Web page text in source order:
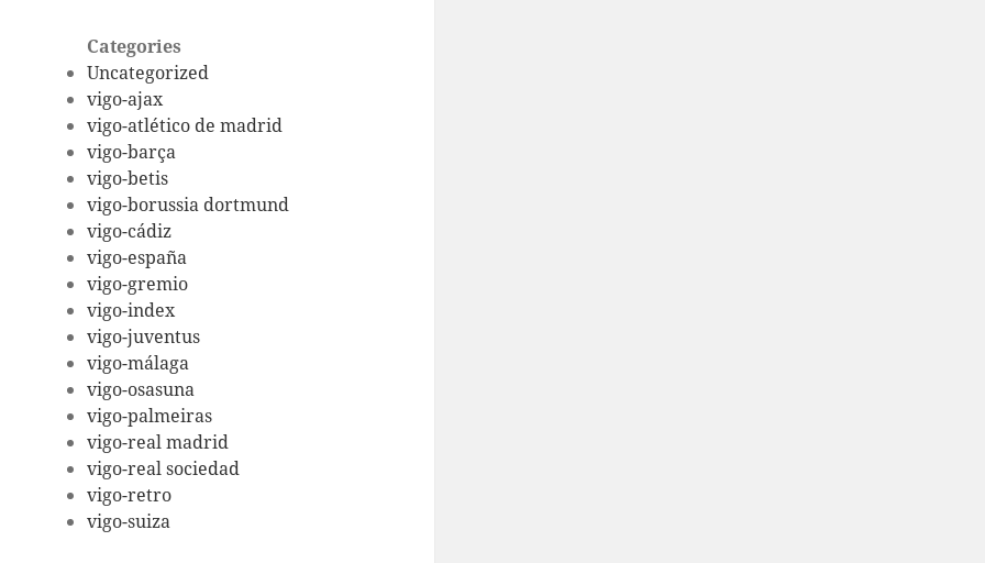
Categories
Uncategorized
vigo-ajax
vigo-atlético de madrid
vigo-barça
vigo-betis
vigo-borussia dortmund
vigo-cádiz
vigo-españa
vigo-gremio
vigo-index
vigo-juventus
vigo-málaga
vigo-osasuna
vigo-palmeiras
vigo-real madrid
vigo-real sociedad
vigo-retro
vigo-suiza